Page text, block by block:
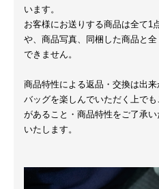
います。
お客様にお送りする商品は全て1
や、商品写真、同梱した商品と
できません。
商品特性による返品・交換は出
バッグを楽しんでいただく上で
があること・商品特性をご了承
いたします。